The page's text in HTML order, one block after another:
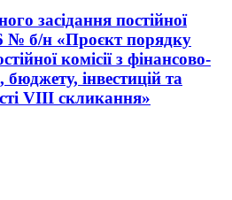
засідання постійної
№ б/н «Проєкт порядку
комісії з фінансово-
інвестицій та
VІІІ скликання»